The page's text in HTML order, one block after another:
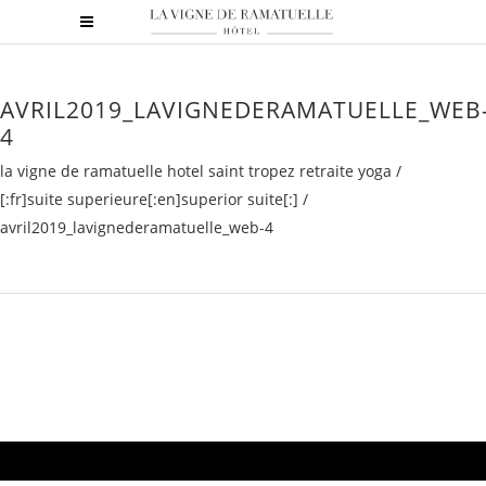
4
la vigne de ramatuelle hotel saint tropez retraite yoga /
[:fr]suite superieure[:en]superior suite[:] /
avril2019_lavignederamatuelle_web-4